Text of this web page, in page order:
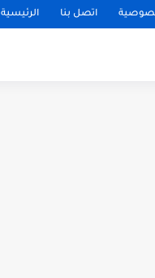
اتصل بنا الرئيسية